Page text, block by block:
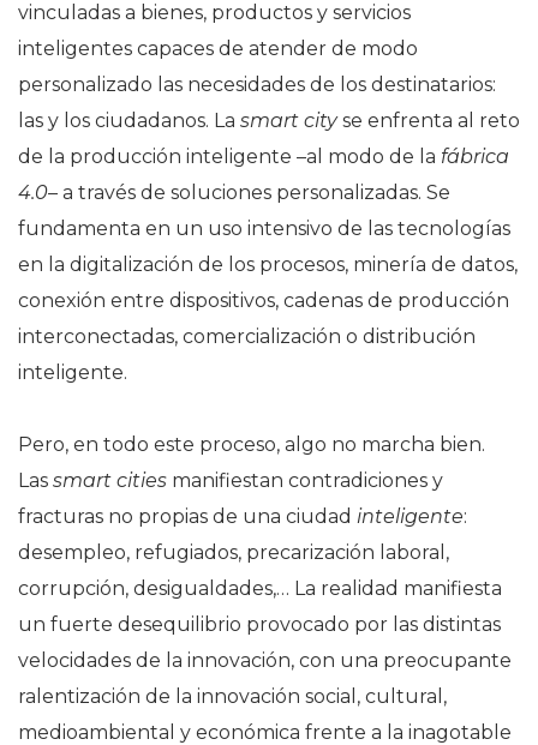
vinculadas a bienes, productos y servicios
inteligentes capaces de atender de modo
personalizado las necesidades de los destinatarios:
las y los ciudadanos. La smart cityse enfrenta al reto
de la producción inteligente –al modo de la fábrica
4.0– a través de soluciones personalizadas. Se
fundamenta en un uso intensivo de las tecnologías
en la digitalización de los procesos, minería de datos,
conexión entre dispositivos, cadenas de producción
interconectadas, comercialización o distribución
inteligente.
Pero, en todo este proceso, algo no marcha bien.
Las smart cities manifiestan contradiciones y
fracturas no propias de una ciudad inteligente:
desempleo, refugiados, precarización laboral,
corrupción, desigualdades,… La realidad manifiesta
un fuerte desequilibrio provocado por las distintas
velocidades de la innovación, con una preocupante
ralentización de la innovación social, cultural,
medioambiental y económica frente a la inagotable